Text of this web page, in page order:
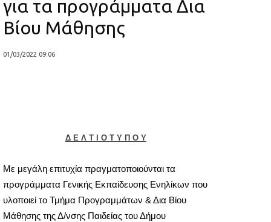
για τα προγράμματα Δια
Βίου Μάθησης
01/03/2022 09:06
Δ Ε Λ Τ Ι Ο Τ Υ Π Ο Υ
Με μεγάλη επιτυχία πραγματοποιούνται τα
προγράμματα Γενικής Εκπαίδευσης Ενηλίκων που
υλοποιεί τo Τμήμα Προγραμμάτων & Δια Βίου
Μάθησης της Δ/νσης Παιδείας του Δήμου